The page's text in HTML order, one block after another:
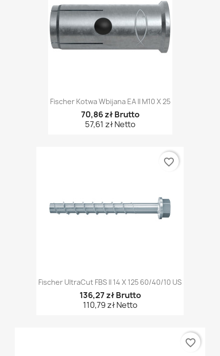
Fischer Kotwa Wbijana EA II M10 X 25
70,86 zł Brutto
57,61 zł Netto
Fischer UltraCut FBS II 14 X 125 60/40/10 US
136,27 zł Brutto
110,79 zł Netto
favorite_border
favorite_border